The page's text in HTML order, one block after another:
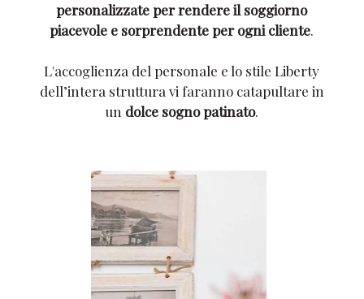
personalizzate per rendere il soggiorno
piacevole e sorprendente per ogni cliente.
L'accoglienza del personale e lo stile Liberty
dell’intera struttura vi faranno catapultare in
un dolce sogno patinato.